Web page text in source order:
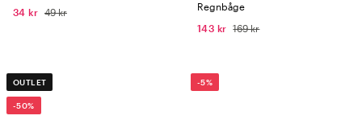
34 kr 49 kr
Regnbåge
143 kr
169 kr
OUTLET
-50%
-5%